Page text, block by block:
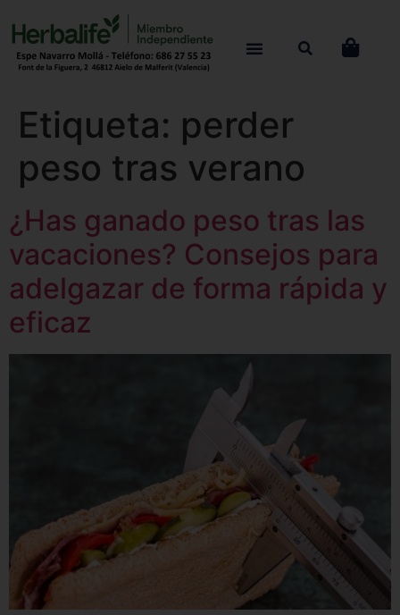
Etiqueta: perder
peso tras verano
¿Has ganado peso tras las
vacaciones? Consejos para
adelgazar de forma rápida y
eficaz